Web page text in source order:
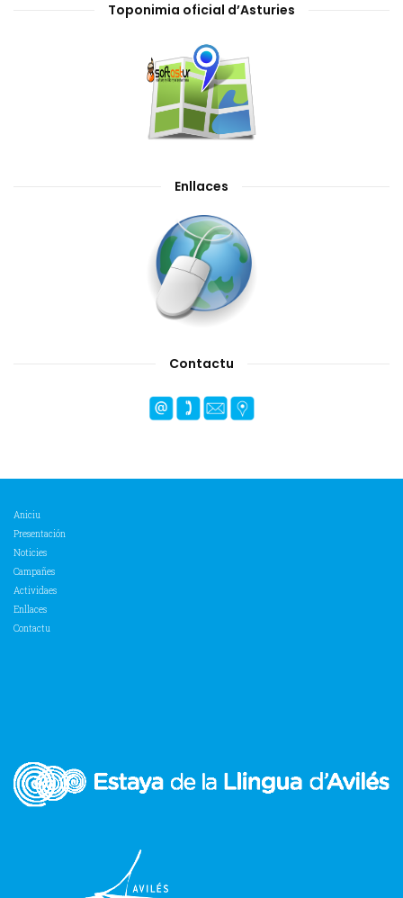
Toponimia oficial d’Asturies
Enllaces
Contactu
Aniciu
Presentación
Noticies
Campañes
Actividaes
Enllaces
Contactu